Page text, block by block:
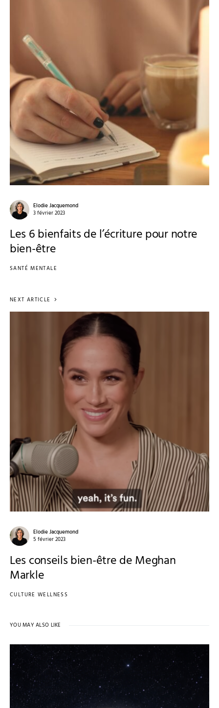
Elodie Jacquemond
3 février 2023
Les 6 bienfaits de l’écriture pour notre
bien-être
SANTÉ MENTALE
NEXT ARTICLE
Elodie Jacquemond
5 février 2023
Les conseils bien-être de Meghan
Markle
CULTURE WELLNESS
YOU MAY ALSO LIKE